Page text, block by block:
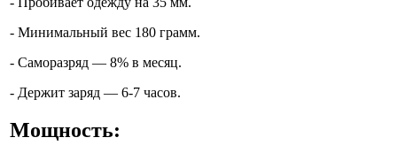
- Минимальный вес 180 грамм.
- Саморазряд — 8% в месяц.
- Держит заряд — 6-7 часов.
Мощность: